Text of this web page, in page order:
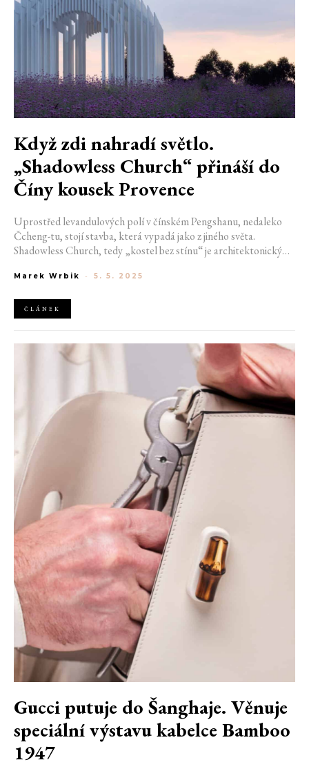
Když zdi nahradí světlo.
„Shadowless Church“ přináší do
Číny kousek Provence
Uprostřed levandulových polí v čínském Pengshanu, nedaleko
Čcheng-tu, stojí stavba, která vypadá jako z jiného světa.
Shadowless Church, tedy „kostel bez stínu“ je architektonický
ekologické myšlení do dechberoucího celku. Minimalistický
stavebním materiálem.
Marek Wrbik - 5. 5. 2025
ČLÁNEK
Gucci putuje do Šanghaje. Věnuje
speciální výstavu kabelce Bamboo
1947